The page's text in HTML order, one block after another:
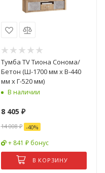
Тумба TV Тиона Сонома/
Бетон (Ш-1700 мм x В-440
мм x Г-520 мм)
В наличии
8 405 ₽
14 008₽ -40%
+ 841 ₽ бонус
В КОРЗИНУ